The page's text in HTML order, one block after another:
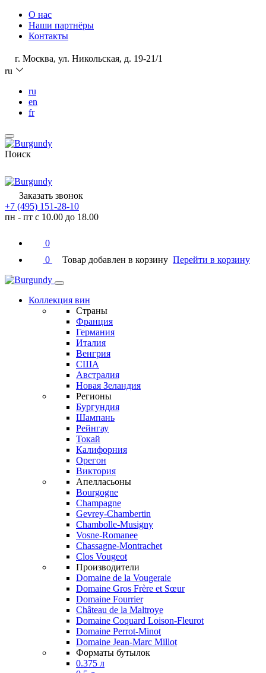
О нас
Наши партнёры
Контакты
г. Москва, ул. Никольская, д. 19-21/1
ru
ru
en
fr
Поиск
Заказать звонок
+7 (495) 151-28-10
пн - пт с 10.00 до 18.00
0
0
Товар добавлен в корзину Перейти в корзину
Коллекция вин
Страны
Франция
Германия
Италия
Венгрия
США
Австралия
Новая Зеландия
Регионы
Бургундия
Шампань
Рейнгау
Токай
Калифорния
Орегон
Виктория
Апелласьоны
Bourgogne
Champagne
Gevrey-Chambertin
Chambolle-Musigny
Vosne-Romanee
Chassagne-Montrachet
Clos Vougeot
Производители
Domaine de la Vougeraie
Domaine Gros Frère et Sœur
Domaine Fourrier
Château de la Maltroye
Domaine Coquard Loison-Fleurot
Domaine Perrot-Minot
Domaine Jean-Marc Millot
Форматы бутылок
0.375 л